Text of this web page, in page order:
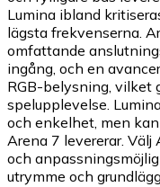
Lumina ibland
lägsta frekvenserna.
omfattande
ingång, och en
RGB-belysning, vilket
spelupplevelse.
och enkelhet, men
Arena 7 levererar. Välj
och
utrymme och